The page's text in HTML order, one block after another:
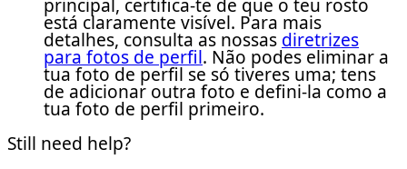
principal, certifica-te de que o teu rosto
está claramente visível. Para mais
detalhes, consulta as nossas diretrizes
para fotos de perfil. Não podes eliminar a
tua foto de perfil se só tiveres uma; tens
de adicionar outra foto e defini-la como a
tua foto de perfil primeiro.
Still need help?